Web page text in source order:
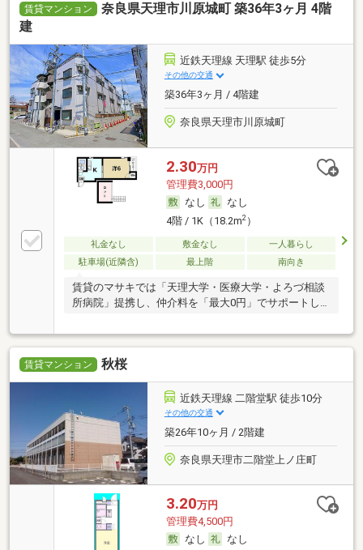
賃貸マンション
奈良県天理市川原城町 築36年3ヶ月 4階
建
近鉄天理線 天理駅 徒歩5分
その他の交通
築36年3ヶ月 / 4階建
奈良県天理市川原城町
2.30万円
管理費3,000円
なし
なし
4階 / 1K（18.2m2）
礼金なし 敷金なし
一人暮らし
駐車場(近隣含)
最上階 南向き
賃貸のマサキでは「天理大学・医療大学・よろづ相談
所病院」提携し、仲介料を「最大0円」でサポートし
賃貸マンション 秋桜
近鉄天理線 二階堂駅 徒歩10分
その他の交通
築26年10ヶ月 / 2階建
奈良県天理市二階堂上ノ庄町
3.20万円
管理費4,500円
なし
なし